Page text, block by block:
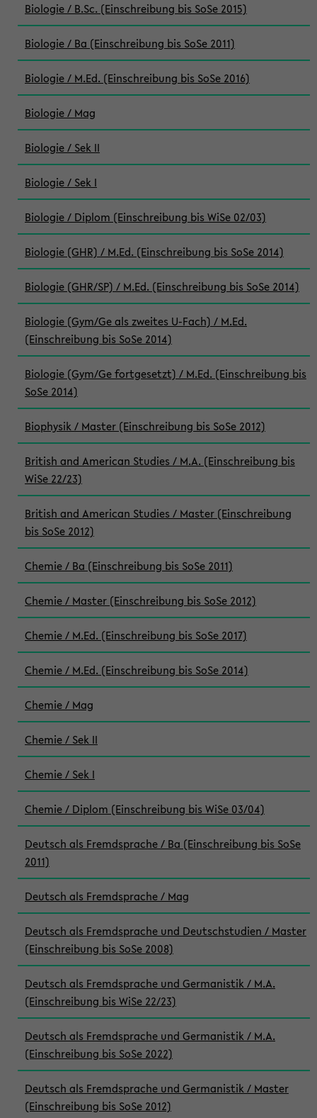
Biologie / B.Sc. (Einschreibung bis SoSe 2015)
Biologie / Ba (Einschreibung bis SoSe 2011)
Biologie / M.Ed. (Einschreibung bis SoSe 2016)
Biologie / Mag
Biologie / Sek II
Biologie / Sek I
Biologie / Diplom (Einschreibung bis WiSe 02/03)
Biologie (GHR) / M.Ed. (Einschreibung bis SoSe 2014)
Biologie (GHR/SP) / M.Ed. (Einschreibung bis SoSe 2014)
Biologie (Gym/Ge als zweites U-Fach) / M.Ed.
(Einschreibung bis SoSe 2014)
Biologie (Gym/Ge fortgesetzt) / M.Ed. (Einschreibung bis
SoSe 2014)
Biophysik / Master (Einschreibung bis SoSe 2012)
British and American Studies / M.A. (Einschreibung bis
WiSe 22/23)
British and American Studies / Master (Einschreibung
bis SoSe 2012)
Chemie / Ba (Einschreibung bis SoSe 2011)
Chemie / Master (Einschreibung bis SoSe 2012)
Chemie / M.Ed. (Einschreibung bis SoSe 2017)
Chemie / M.Ed. (Einschreibung bis SoSe 2014)
Chemie / Mag
Chemie / Sek II
Chemie / Sek I
Chemie / Diplom (Einschreibung bis WiSe 03/04)
Deutsch als Fremdsprache / Ba (Einschreibung bis SoSe
2011)
Deutsch als Fremdsprache / Mag
Deutsch als Fremdsprache und Deutschstudien / Master
(Einschreibung bis SoSe 2008)
Deutsch als Fremdsprache und Germanistik / M.A.
(Einschreibung bis WiSe 22/23)
Deutsch als Fremdsprache und Germanistik / M.A.
(Einschreibung bis SoSe 2022)
Deutsch als Fremdsprache und Germanistik / Master
(Einschreibung bis SoSe 2012)